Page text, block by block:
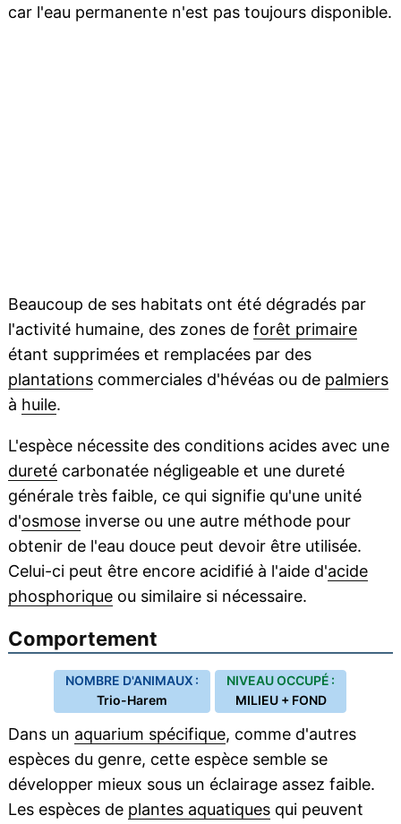
car l'eau permanente n'est pas toujours disponible.
Beaucoup de ses habitats ont été dégradés par
l'activité humaine, des zones de forêt primaire
étant supprimées et remplacées par des
plantationscommerciales d'hévéas ou de palmiers
à huile.
L'espèce nécessite des conditions acides avec une
duretécarbonatée négligeable et une dureté
générale très faible, ce qui signifie qu'une unité
d'osmoseinverse ou une autre méthode pour
obtenir de l'eau douce peut devoir être utilisée.
Celui-ci peut être encore acidifié à l'aide d'acide
phosphoriqueou similaire si nécessaire.
Comportement
NOMBRE D'ANIMAUX :
Trio-Harem
NIVEAU OCCUPÉ :
MILIEU + FOND
Dans un aquarium spécifique, comme d'autres
espèces du genre, cette espèce semble se
développer mieux sous un éclairage assez faible.
Les espèces de plantes aquatiquesqui peuvent